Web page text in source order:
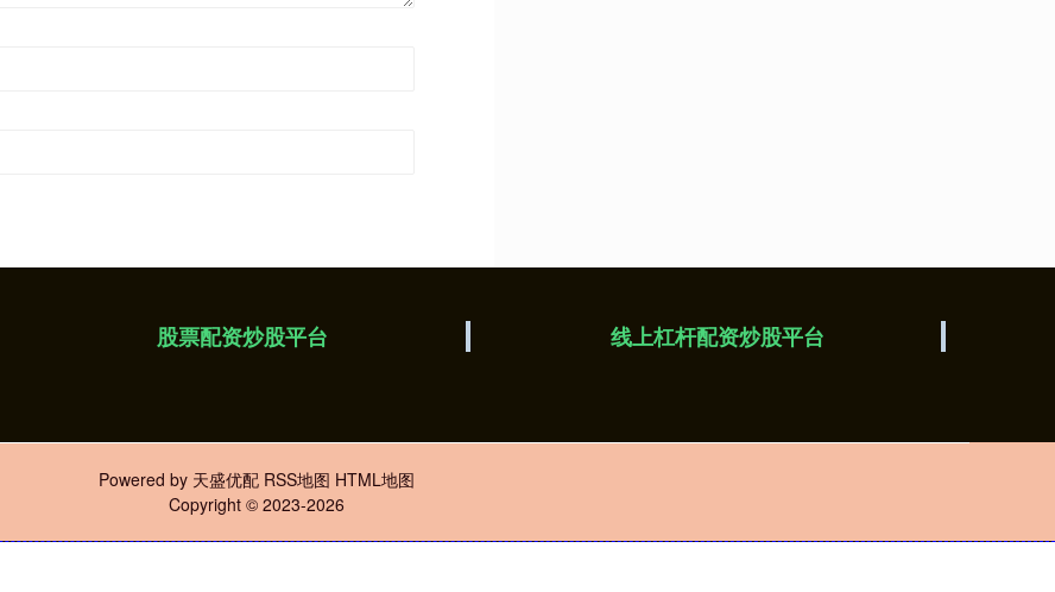
股票配资炒股平台 线上杠杆配资炒股平台
Powered by 天盛优配 RSS地图 HTML地图
Copyright © 2023-2026